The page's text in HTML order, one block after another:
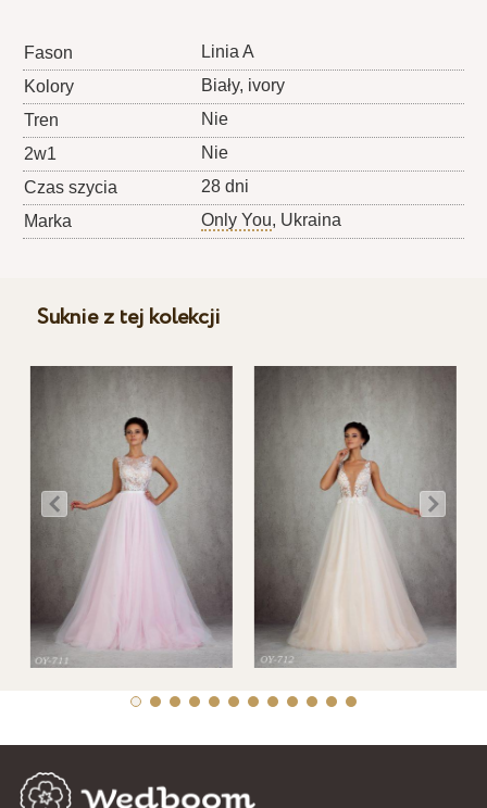
Fason
Linia A
Kolory
Biały, ivory
Tren
Nie
2w1
Nie
Czas szycia
28 dni
Marka
Only You, Ukraina
Suknie z tej kolekcji